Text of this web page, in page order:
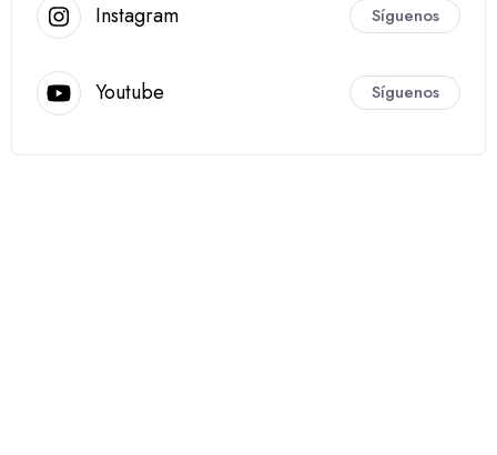
Instagram Síguenos
Youtube Síguenos